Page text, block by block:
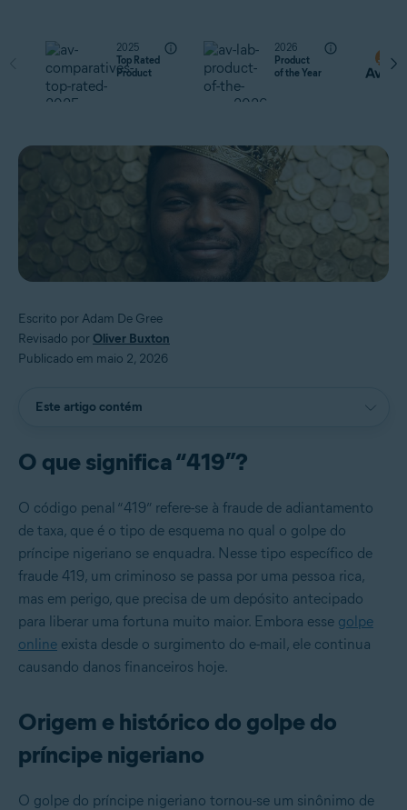
2025
Top Rated
Product
2026
Product
of the Year
Escrito por Adam De Gree
Revisado por Oliver Buxton
Publicado em maio 2, 2026
Este artigo contém
O que significa “419”?
O código penal “419” refere-se à fraude de adiantamento
de taxa, que é o tipo de esquema no qual o golpe do
príncipe nigeriano se enquadra. Nesse tipo específico de
fraude 419, um criminoso se passa por uma pessoa rica,
mas em perigo, que precisa de um depósito antecipado
para liberar uma fortuna muito maior. Embora esse golpe
online exista desde o surgimento do e-mail, ele continua
causando danos financeiros hoje.
Origem e histórico do golpe do
príncipe nigeriano
O golpe do príncipe nigeriano tornou-se um sinônimo de